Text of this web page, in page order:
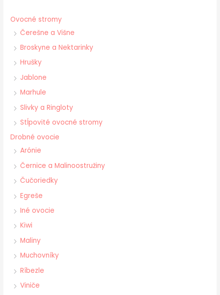
Ovocné stromy
Čerešne a Višne
Broskyne a Nektarinky
Hrušky
Jablone
Marhule
Slivky a Ringloty
Stĺpovité ovocné stromy
Drobné ovocie
Arónie
Černice a Malinoostružiny
Čučoriedky
Egreše
Iné ovocie
Kiwi
Maliny
Muchovníky
Ríbezle
Viniče